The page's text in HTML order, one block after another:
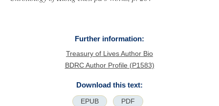
Further information:
Treasury of Lives Author Bio
BDRC Author Profile (P1583)
Download this text:
EPUB PDF